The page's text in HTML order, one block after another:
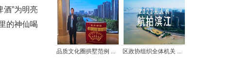
酒”为明亮
的神仙喝
品质文化圈拱墅范例 ... 区政协组织全体机关 ...